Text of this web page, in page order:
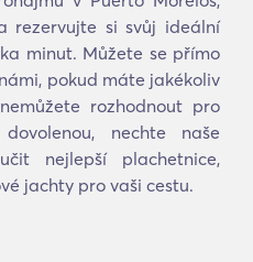
rezervujte si svůj ideální
minut. Můžete se přímo
pokud máte jakékoliv
rozhodnout pro
nechte naše
nejlepší plachetnice,
jachty pro vaši cestu.